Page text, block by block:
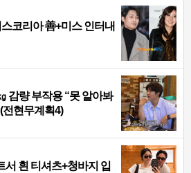
스코리아 善+미스 인터내
감량 부작용 “못 알아봐
전현무계획4)
서 흰 티셔츠+청바지 입